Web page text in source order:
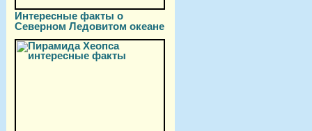
Интересные факты о
Северном Ледовитом океане